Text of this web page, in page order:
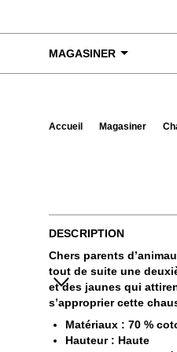
MAGASINER
Accueil Magasiner
DESCRIPTION
Chers parents
tout de suite une
et des jaunes qui
s’approprier cette
Matériaux : 70 %
Hauteur : Haute